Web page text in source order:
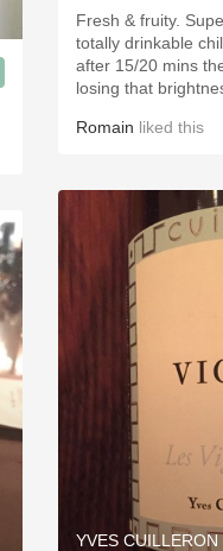
Fresh & fruity.
totally drinkable
after 15/20 mins
losing that
Romain liked this
YVES CUILLERON